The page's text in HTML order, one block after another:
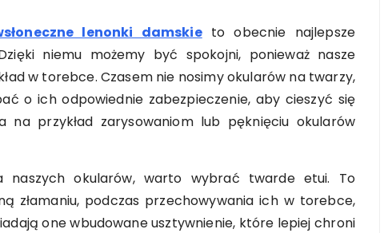
lenonki damskieto obecnie najlepsze
niemu możemy być spokojni, ponieważ nasze
w torebce. Czasem nie nosimy okularów na twarzy,
o ich odpowiednie zabezpieczenie, aby cieszyć się
na przykład zarysowaniom lub pęknięciu okularów
okularów, warto wybrać twarde etui. To
złamaniu, podczas przechowywania ich w torebce,
one wbudowane usztywnienie, które lepiej chroni